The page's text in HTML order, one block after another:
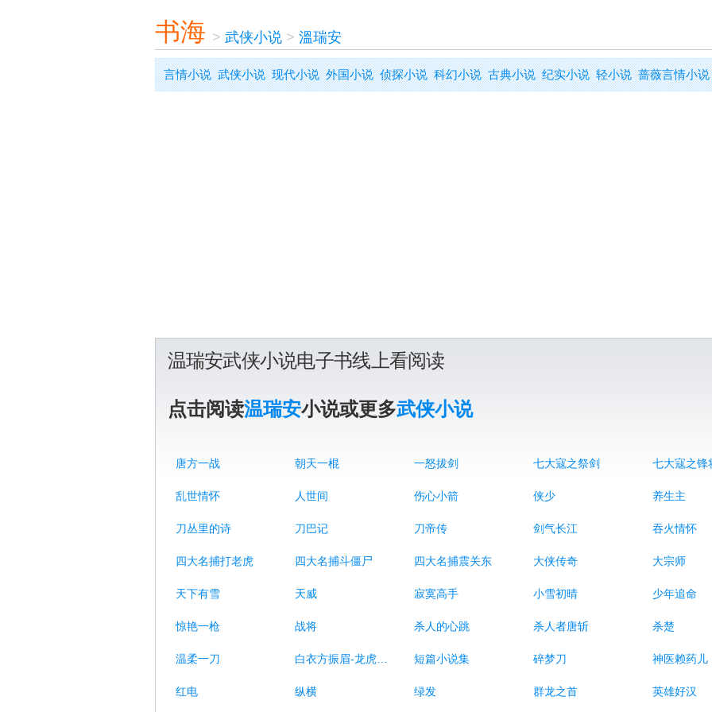
书海 > 武侠小说> 溫瑞安
言情小说 武侠小说 现代小说 外国小说 侦探小说 科幻小说 古典小说 纪实小说 轻小说 蔷薇言情小说
温瑞安武侠小说电子书线上看阅读
点击阅读温瑞安小说或更多武侠小说
唐方一战 朝天一棍 一怒拔剑 七大寇之祭剑 七大寇之锋
乱世情怀 人世间 伤心小箭 侠少 养生主
刀丛里的诗 刀巴记 刀帝传 剑气长江 吞火情怀
四大名捕打老虎 四大名捕斗僵尸 四大名捕震关东 大侠传奇 大宗师
天下有雪 天威 寂寞高手 小雪初晴 少年追命
惊艳一枪 战将 杀人的心跳 杀人者唐斩 杀楚
温柔一刀 白衣方振眉-龙虎风云 短篇小说集 碎梦刀 神医赖药儿
红电 纵横 绿发 群龙之首 英雄好汉